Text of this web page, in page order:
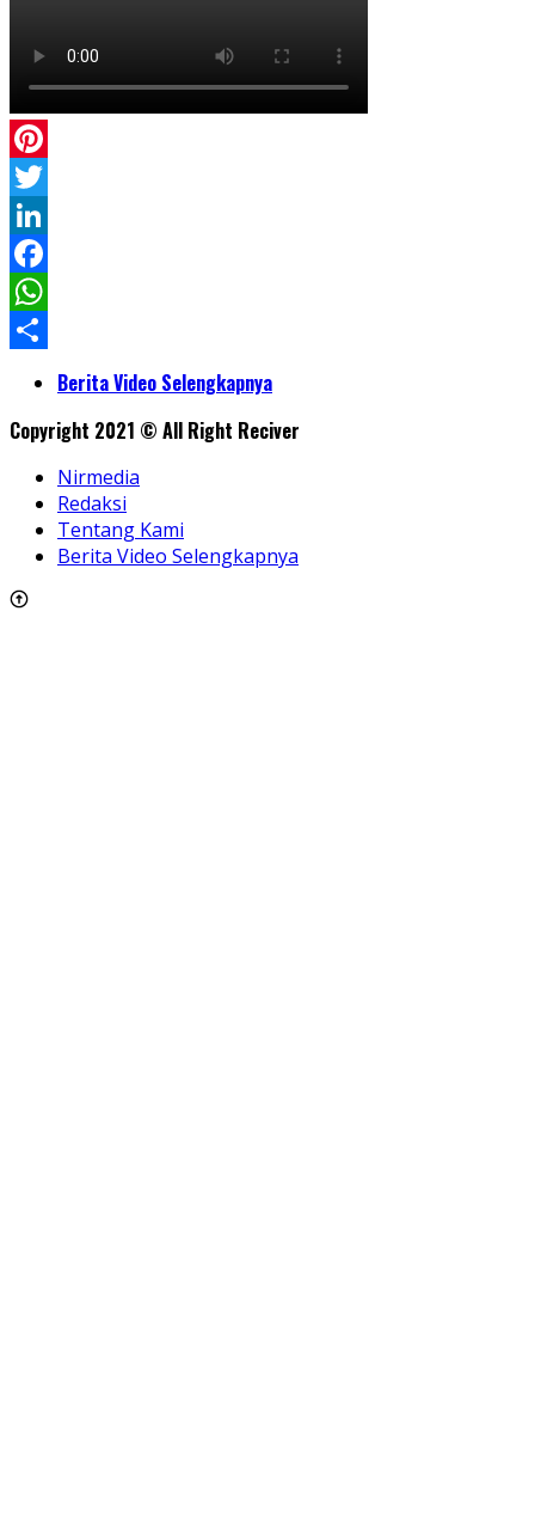
Pinterest
Twitter
LinkedIn
Facebook
WhatsApp
ShareBerita Video Selengkapnya
Copyright 2021 © All Right Reciver
Nirmedia
Redaksi
Tentang Kami
Berita Video Selengkapnya